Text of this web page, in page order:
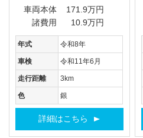
車両本体
171.9万円
諸費用
10.9万円
年式 令和8年
車検 令和11年6月
走行距離 3km
色 銀
詳細はこちら